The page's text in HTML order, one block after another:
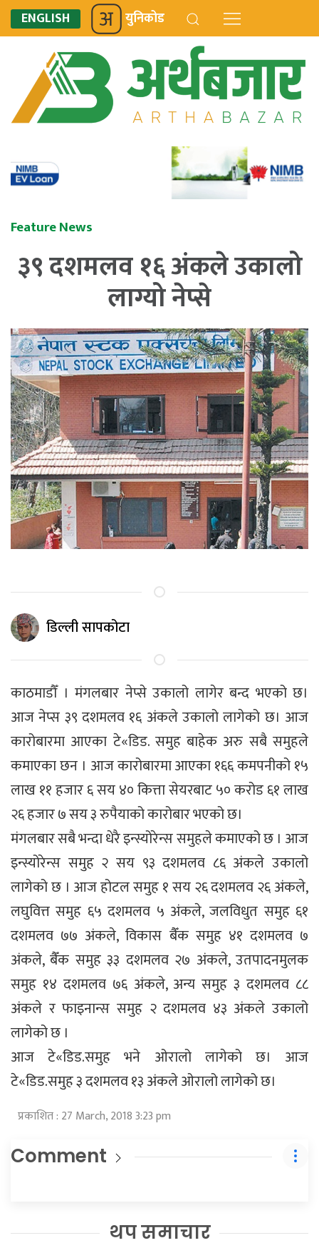
ENGLISH युनिकोड
Feature News
३९ दशमलव १६ अंकले उकालो
लाग्यो नेप्से
डिल्ली सापकोटा
काठमाडौँ । मंगलबार नेप्से उकालो लागेर बन्द भएको छ।
आज नेप्स ३९ दशमलव १६ अंकले उकालो लागेको छ। आज
कारोबारमा आएका टे«डिड. समुह बाहेक अरु सबै समुहले
कमाएका छन । आज कारोबारमा आएका १६६ कमपनीको १५
लाख ११ हजार ६ सय ४० कित्ता सेयरबाट ५० करोड ६१ लाख
२६ हजार ७ सय ३ रुपैयाको कारोबार भएको छ।
मंगलबार सबै भन्दा धेरै इन्स्योरेन्स समुहले कमाएको छ । आज
इन्स्योरेन्स समुह २ सय ९३ दशमलव ८६ अंकले उकालो
लागेको छ । आज होटल समुह १ सय २६ दशमलव २६ अंकले,
लघुवित्त समुह ६५ दशमलव ५ अंकले, जलविधुत समुह ६१
दशमलव ७७ अंकले, विकास बैँक समुह ४१ दशमलव ७
अंकले, बैँक समुह ३३ दशमलव २७ अंकले, उतपादनमुलक
समुह १४ दशमलव ७६ अंकले, अन्य समुह ३ दशमलव ८८
अंकले र फाइनान्स समुह २ दशमलव ४३ अंकले उकालो
लागेको छ ।
आज टे«डिड.समुह भने ओरालो लागेको छ। आज
टे«डिड.समुह ३ दशमलव १३ अंकले ओरालो लागेको छ।
प्रकाशित : 27 March, 2018 3:23 pm
Comment
थप समाचार